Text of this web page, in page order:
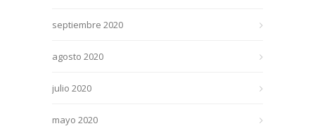
septiembre 2020
agosto 2020
julio 2020
mayo 2020